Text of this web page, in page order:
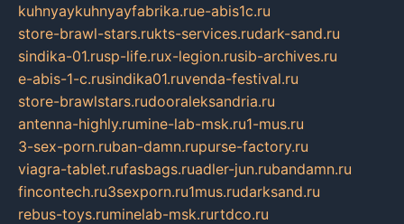
kuhnyaykuhnyayfabrika.rue-abis1c.ru
store-brawl-stars.rukts-services.rudark-sand.ru
sindika-01.rusp-life.rux-legion.rusib-archives.ru
e-abis-1-c.rusindika01.ruvenda-festival.ru
store-brawlstars.rudooraleksandria.ru
antenna-highly.rumine-lab-msk.ru1-mus.ru
3-sex-porn.ruban-damn.rupurse-factory.ru
viagra-tablet.rufasbags.ruadler-jun.rubandamn.ru
fincontech.ru3sexporn.ru1mus.rudarksand.ru
rebus-toys.ruminelab-msk.rurtdco.ru